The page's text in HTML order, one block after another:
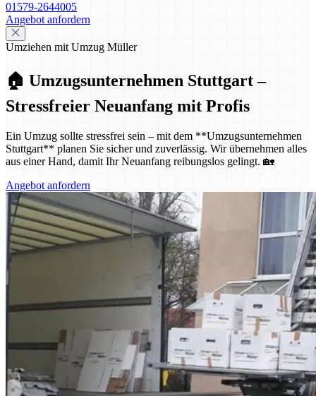
01579-2644005
Angebot anfordern
Umziehen mit Umzug Müller
🏠 Umzugsunternehmen Stuttgart –
Stressfreier Neuanfang mit Profis
Ein Umzug sollte stressfrei sein – mit dem **Umzugsunternehmen
Stuttgart** planen Sie sicher und zuverlässig. Wir übernehmen alles
aus einer Hand, damit Ihr Neuanfang reibungslos gelingt. 🏡
Angebot anfordern